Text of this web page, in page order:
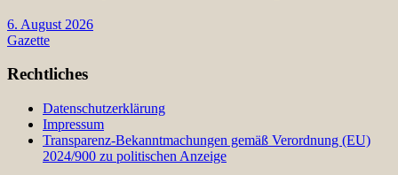
6. August 2026
Gazette
Rechtliches
Datenschutzerklärung
Impressum
Transparenz-Bekanntmachungen gemäß Verordnung (EU)
2024/900 zu politischen Anzeige